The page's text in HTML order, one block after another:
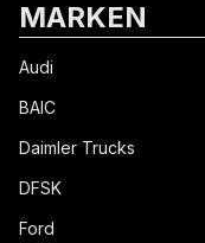
MARKEN
Audi
BAIC
Daimler Trucks
DFSK
Ford